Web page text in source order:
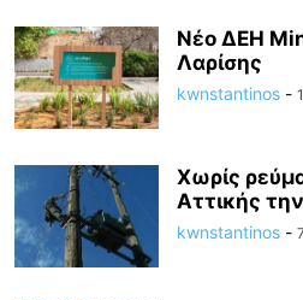
Νέο ΔΕΗ
Λαρίσης
kwnstantinos -
Χωρίς
Αττικής
kwnstantinos -